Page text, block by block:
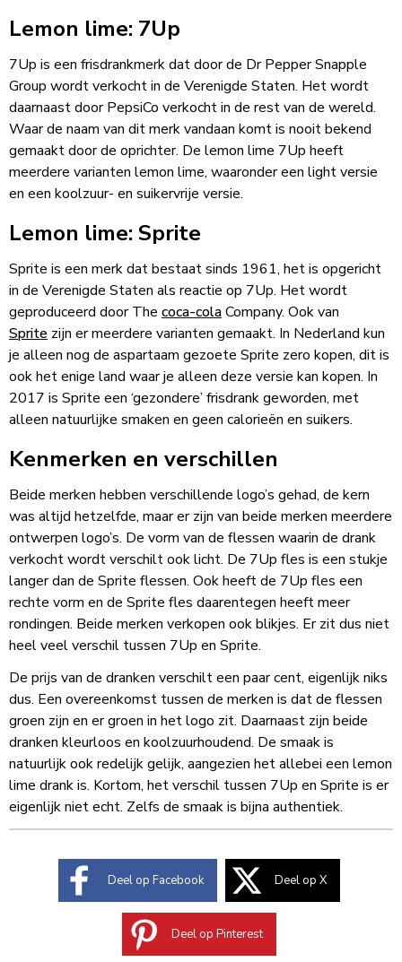
Lemon lime: 7Up
7Up is een frisdrankmerk dat door de Dr Pepper Snapple
Group wordt verkocht in de Verenigde Staten. Het wordt
daarnaast door PepsiCo verkocht in de rest van de wereld.
Waar de naam van dit merk vandaan komt is nooit bekend
gemaakt door de oprichter. De lemon lime 7Up heeft
meerdere varianten lemon lime, waaronder een light versie
en een koolzuur- en suikervrije versie.
Lemon lime: Sprite
Sprite is een merk dat bestaat sinds 1961, het is opgericht
in de Verenigde Staten als reactie op 7Up. Het wordt
geproduceerd door The coca-colaCompany. Ook van
Sprite zijn er meerdere varianten gemaakt. In Nederland kun
je alleen nog de aspartaam gezoete Sprite zero kopen, dit is
ook het enige land waar je alleen deze versie kan kopen. In
2017 is Sprite een ‘gezondere’ frisdrank geworden, met
alleen natuurlijke smaken en geen calorieën en suikers.
Kenmerken en verschillen
Beide merken hebben verschillende logo’s gehad, de kern
was altijd hetzelfde, maar er zijn van beide merken meerdere
ontwerpen logo’s. De vorm van de flessen waarin de drank
verkocht wordt verschilt ook licht. De 7Up fles is een stukje
langer dan de Sprite flessen. Ook heeft de 7Up fles een
rechte vorm en de Sprite fles daarentegen heeft meer
rondingen. Beide merken verkopen ook blikjes. Er zit dus niet
heel veelverschil tussen 7Up en Sprite.
De prijs van de dranken verschilt een paar cent, eigenlijk niks
dus. Een overeenkomst tussen de merken is dat de flessen
groen zijn en er groen in het logo zit. Daarnaast zijn beide
dranken kleurloos en koolzuurhoudend. De smaak is
natuurlijk ook redelijk gelijk, aangezien het allebei een lemon
lime drank is. Kortom, het verschil tussen 7Up en Sprite is er
eigenlijk niet echt. Zelfs de smaak is bijna authentiek.
Deel op Facebook Deel op X
Deel op Pinterest